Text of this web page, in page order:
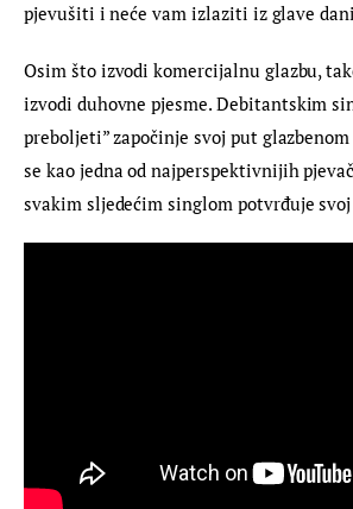
pjevušiti i neće vam izlaziti iz glave
Osim što izvodi komercijalnu glazbu,
izvodi duhovne pjesme. Debitantskim
preboljeti” započinje svoj put
se kao jedna od najperspektivnijih
svakim sljedećim singlom potvrđuje